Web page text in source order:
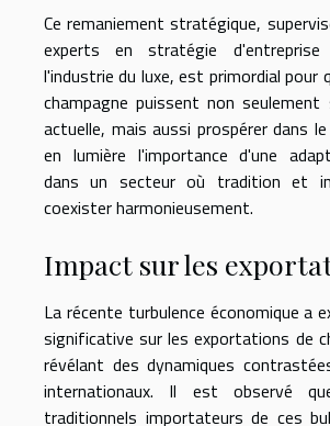
Ce remaniement stratégique,
experts en stratégie d'entreprise
l'industrie du luxe, est primordial pour
champagne puissent non
actuelle, mais aussi prospérer dans
en lumière l'importance d'une
dans un secteur où tradition et
coexister harmonieusement.
Impact sur les
La récente turbulence économique a
significative sur les exportations de
révélant des dynamiques
internationaux. Il est observé
traditionnels importateurs de ces